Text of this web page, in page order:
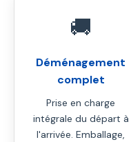
🚚
Déménagement
complet
Prise en charge
intégrale du départ à
l'arrivée. Emballage,